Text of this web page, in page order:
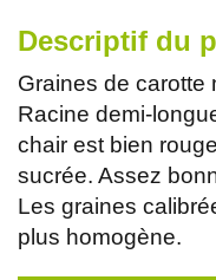
Descriptif du
Graines de carotte
Racine demi-
chair est bien
sucrée. Assez
Les graines
plus homogène.